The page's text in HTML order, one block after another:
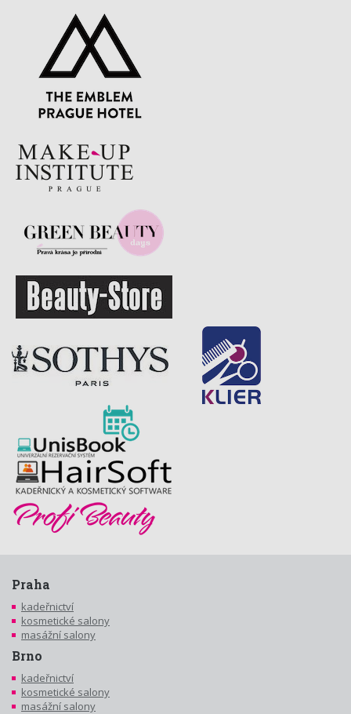
Praha
kadeřnictví
kosmetické salony
masážní salony
Brno
kadeřnictví
kosmetické salony
masážní salony